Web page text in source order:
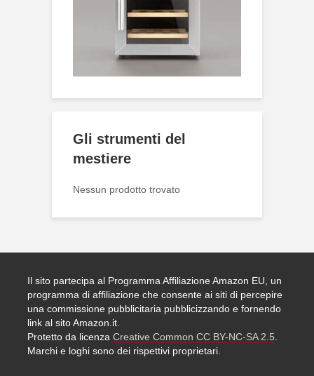
Gli strumenti del
mestiere
Nessun prodotto trovato
Il sito partecipa al Programma Affiliazione Amazon EU, un
programma di affiliazione che consente ai siti di percepire
una commissione pubblicitaria pubblicizzando e fornendo
link al sito Amazon.it.
Protetto da licenza Creative Common CC BY-NC-SA 2.5.
Marchi e loghi sono dei rispettivi proprietari.